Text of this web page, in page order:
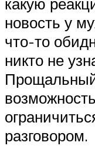
новость у
что-то
никто не
Прощальный
разговором.